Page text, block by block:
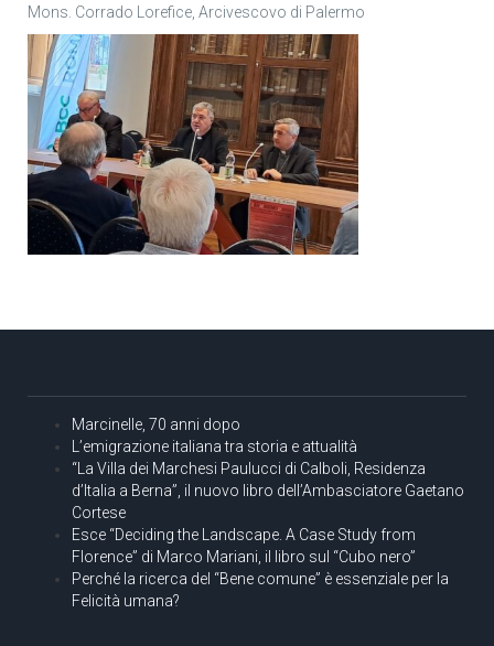
Mons. Corrado Lorefice, Arcivescovo di Palermo
Marcinelle, 70 anni dopo
L’emigrazione italiana tra storia e attualità
“La Villa dei Marchesi Paulucci di Calboli, Residenza
d’Italia a Berna”, il nuovo libro dell’Ambasciatore Gaetano
Cortese
Esce “Deciding the Landscape. A Case Study from
Florence” di Marco Mariani, il libro sul “Cubo nero”
Perché la ricerca del “Bene comune” è essenziale per la
Felicità umana?